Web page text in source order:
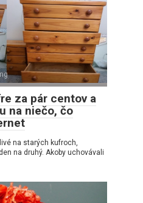
za pár centov a
na niečo, čo
na starých kufroch,
na druhý. Akoby uchovávali